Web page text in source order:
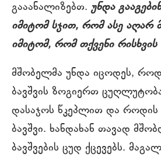
გააანალიზებთ. უნდა
იმიტომ სჯით, რომ ასე აღარ
იმიტომ, რომ თქვენი
მშობელმა უნდა იცოდეს,
ბავშვის ზოგიერთ
დასაჯოს წკეპლით და როდის
ბავშვი. ხანდახან თავად
ბავშვების ცუდ ქცევებს.